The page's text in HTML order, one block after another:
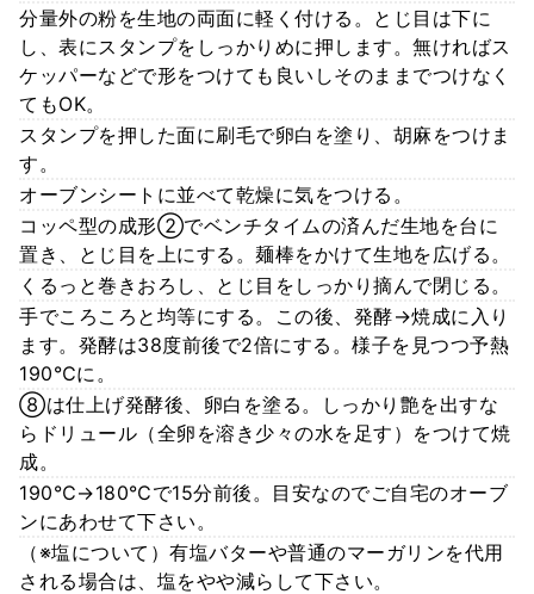
分量外の粉を生地の両面に軽く付ける。とじ目は下に
し、表にスタンプをしっかりめに押します。無ければス
ケッパーなどで形をつけても良いしそのままでつけなく
てもOK。
スタンプを押した面に刷毛で卵白を塗り、胡麻をつけま
す。
オーブンシートに並べて乾燥に気をつける。
コッペ型の成形②でベンチタイムの済んだ生地を台に
置き、とじ目を上にする。麺棒をかけて生地を広げる。
くるっと巻きおろし、とじ目をしっかり摘んで閉じる。
手でころころと均等にする。この後、発酵→焼成に入り
ます。発酵は38度前後で2倍にする。様子を見つつ予熱
190℃に。
⑧は仕上げ発酵後、卵白を塗る。しっかり艶を出すな
らドリュール（全卵を溶き少々の水を足す）をつけて焼
成。
190℃→180℃で15分前後。目安なのでご自宅のオーブ
ンにあわせて下さい。
（※塩について）有塩バターや普通のマーガリンを代用
される場合は、塩をやや減らして下さい。